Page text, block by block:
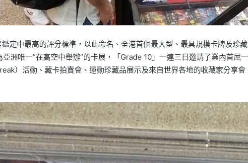
定中最高的評分標準，以此命名、全港首個最大型、最具規模卡牌及珍
洲唯一”在高空中舉辦”的卡展，「Grade 10」一連三日邀請了業內首
）活動、藏卡拍賣會、運動珍藏品展示及來自世界各地的收藏家分享